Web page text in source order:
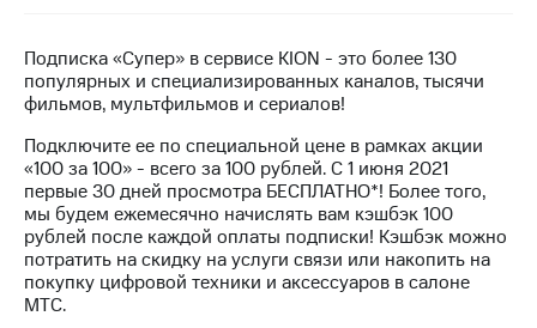
карту
Оформить
SIM-
карта
для
иностранцев
Оформить
оплате
с карты
МТС
МТС
Premium
Подписка
на гигабайты
интернета,
Подписка «Супер» в сервисе KION - это более 130
популярных и специализированных каналов, тысячи
фильмов, мультфильмов и сериалов!
Подключите ее по специальной цене в рамках акции
«100 за 100» - всего за 100 рублей. С 1 июня 2021
первые 30 дней просмотра БЕСПЛАТНО*! Более того,
мы будем ежемесячно начислять вам кэшбэк 100
рублей после каждой оплаты подписки! Кэшбэк можно
потратить на скидку на услуги связи или накопить на
покупку цифровой техники и аксессуаров в салоне
МТС.